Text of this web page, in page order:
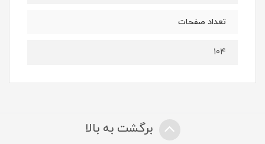
تعداد صفحات
۱۰۴
برگشت به بالا